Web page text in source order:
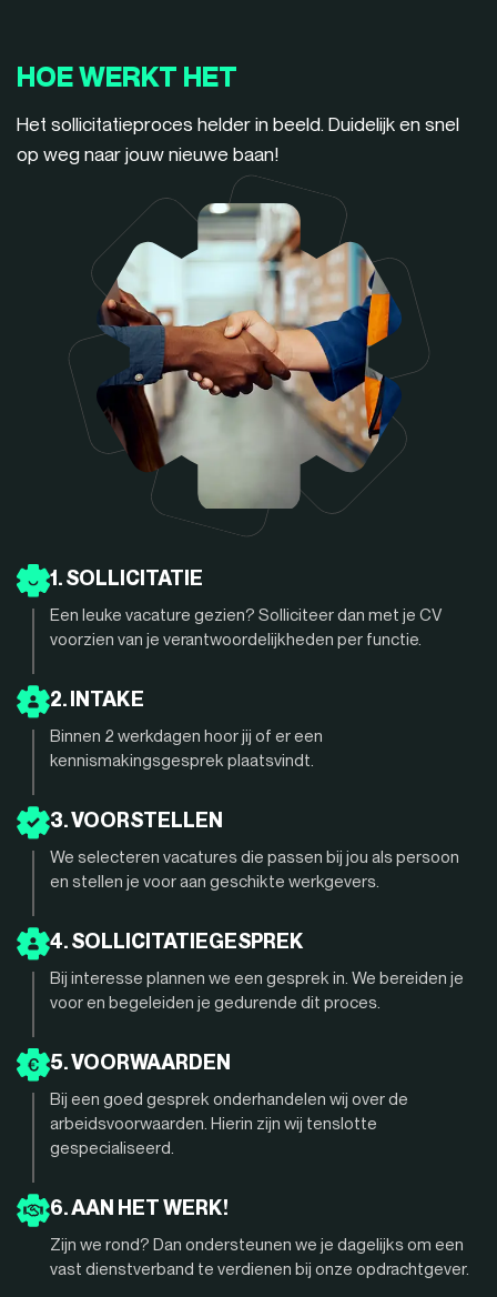
HOE WERKT HET
Het sollicitatieproces helder in beeld. Duidelijk en snel
op weg naar jouw nieuwe baan!
1. SOLLICITATIE
Een leuke vacature gezien? Solliciteer dan met je CV
voorzien van je verantwoordelijkheden per functie.
2. INTAKE
Binnen 2 werkdagen hoor jij of er een
kennismakingsgesprek plaatsvindt.
3. VOORSTELLEN
We selecteren vacatures die passen bij jou als persoon
en stellen je voor aan geschikte werkgevers.
4. SOLLICITATIEGESPREK
Bij interesse plannen we een gesprek in. We bereiden je
voor en begeleiden je gedurende dit proces.
5. VOORWAARDEN
Bij een goed gesprek onderhandelen wij over de
arbeidsvoorwaarden. Hierin zijn wij tenslotte
gespecialiseerd.
6. AAN HET WERK!
Zijn we rond? Dan ondersteunen we je dagelijks om een
vast dienstverband te verdienen bij onze opdrachtgever.